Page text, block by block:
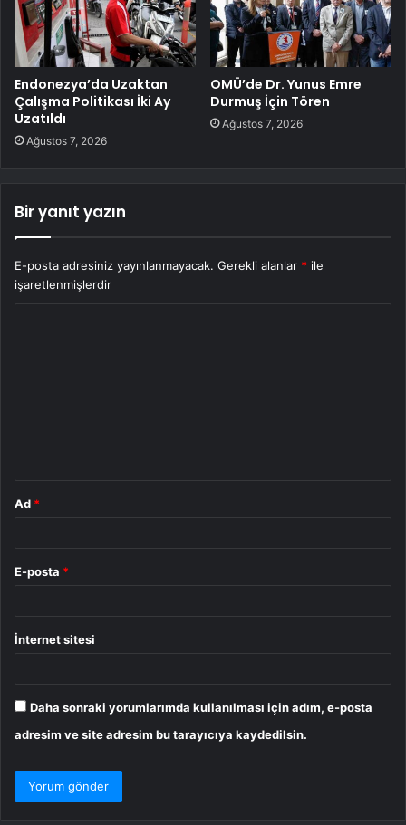
Endonezya’da Uzaktan
Çalışma Politikası İki Ay
Uzatıldı
Ağustos 7, 2026
OMÜ’de Dr. Yunus Emre
Durmuş İçin Tören
Ağustos 7, 2026
Bir yanıt yazın
E-posta adresiniz yayınlanmayacak. Gerekli alanlar * ile
işaretlenmişlerdir
Ad *
E-posta *
İnternet sitesi
Daha sonraki yorumlarımda kullanılması için adım, e-posta
adresim ve site adresim bu tarayıcıya kaydedilsin.